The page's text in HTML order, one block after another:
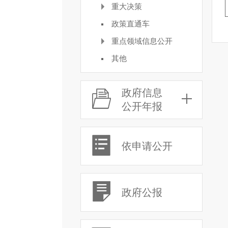
重大决策
政策直通车
重点领域信息公开
其他
政府信息
公开年报
依申请公开
政府公报